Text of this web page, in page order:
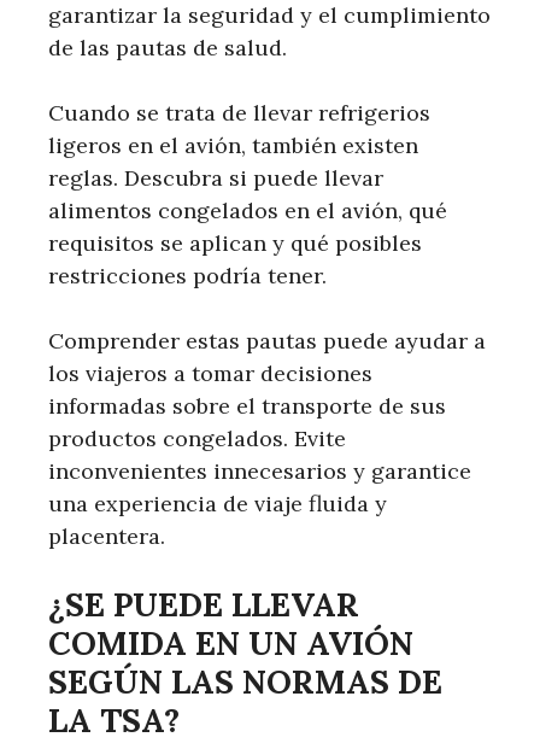
garantizar la seguridad y el cumplimiento
de las pautas de salud.
Cuando se trata de llevar refrigerios
ligeros en el avión, también existen
reglas. Descubra si puede llevar
alimentos congelados en el avión, qué
requisitos se aplican y qué posibles
restricciones podría tener.
Comprender estas pautas puede ayudar a
los viajeros a tomar decisiones
informadas sobre el transporte de sus
productos congelados. Evite
inconvenientes innecesarios y garantice
una experiencia de viaje fluida y
placentera.
¿SE PUEDE LLEVAR
COMIDA EN UN AVIÓN
SEGÚN LAS NORMAS DE
LA TSA?